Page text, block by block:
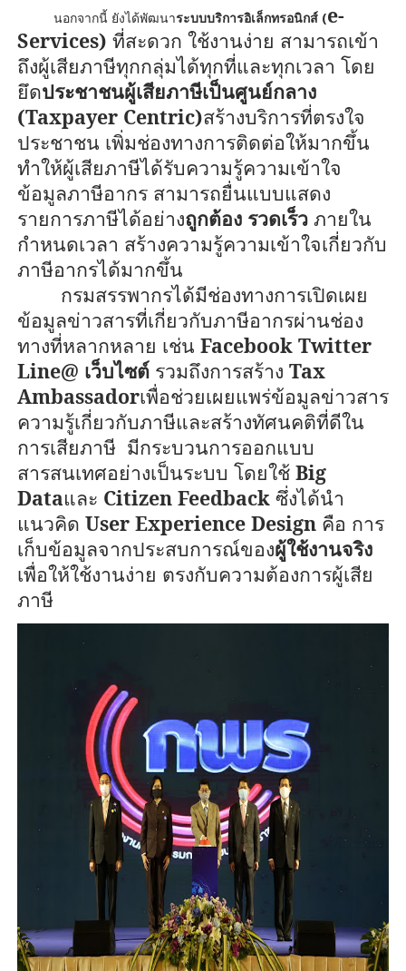
นอกจากนี้ ยังได้พัฒนาระบบบริการอิเล็กทรอนิกส์ (e-
Services) ที่สะดวก ใช้งานง่าย สามารถเข้า
ถึงผู้เสียภาษีทุกกลุ่มได้ทุกที่และทุกเวลา โดย
ยึดประชาชนผู้เสียภาษีเป็นศูนย์กลาง
(Taxpayer Centric)สร้างบริการที่ตรงใจ
ประชาชน เพิ่มช่องทางการติดต่อให้มากขึ้น
ทำให้ผู้เสียภาษีได้รับความรู้ความเข้าใจ
ข้อมูลภาษีอากร สามารถยื่นแบบแสดง
รายการภาษีได้อย่างถูกต้อง รวดเร็ว ภายใน
กำหนดเวลา สร้างความรู้ความเข้าใจเกี่ยวกับ
ภาษีอากรได้มากขึ้น
กรมสรรพากรได้มีช่องทางการเปิดเผย
ข้อมูลข่าวสารที่เกี่ยวกับภาษีอากรผ่านช่อง
ทางที่หลากหลาย เช่น Facebook Twitter
Line@ เว็บไซต์รวมถึงการสร้าง Tax
Ambassadorเพื่อช่วยเผยแพร่ข้อมูลข่าวสาร
ความรู้เกี่ยวกับภาษีและสร้างทัศนคติที่ดีใน
การเสียภาษี มีกระบวนการออกแบบ
สารสนเทศอย่างเป็นระบบ โดยใช้ Big
Dataและ Citizen Feedbackซึ่งได้นำ
แนวคิด User Experience Design คือ การ
เก็บข้อมูลจากประสบการณ์ของผู้ใช้งานจริง
เพื่อให้ใช้งานง่าย ตรงกับความต้องการผู้เสีย
ภาษี